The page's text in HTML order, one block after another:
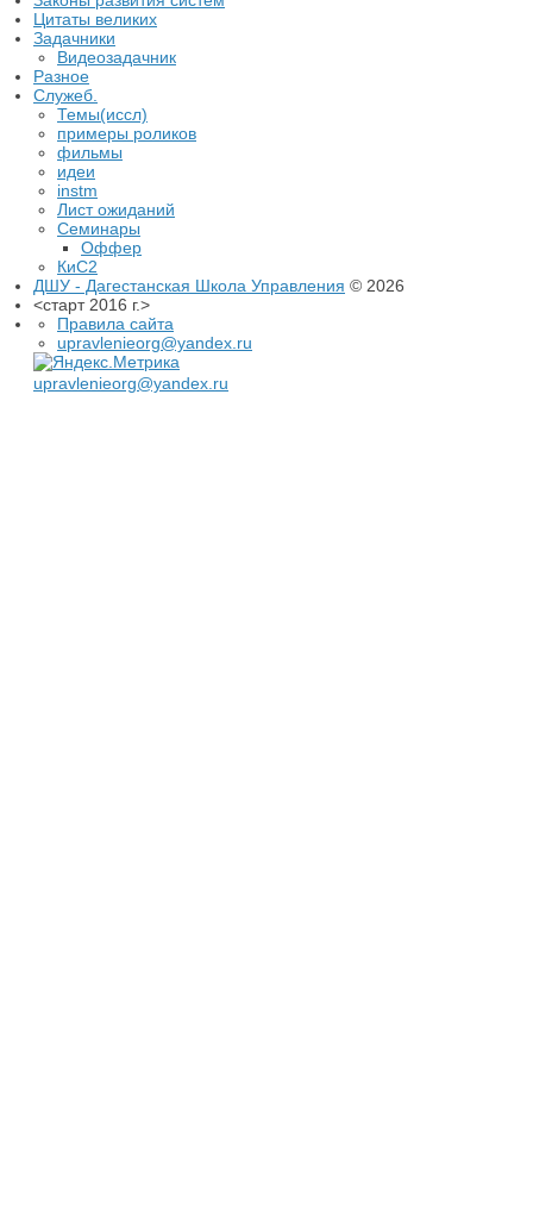
Цитаты великих
Задачники
Видеозадачник
Разное
Служеб.
Темы(иссл)
примеры роликов
фильмы
идеи
instm
Лист ожиданий
Семинары
Оффер
КиС2
ДШУ - Дагестанская Школа Управления © 2026
<старт 2016 г.>
Правила сайта
upravlenieorg@yandex.ru
upravlenieorg@yandex.ru